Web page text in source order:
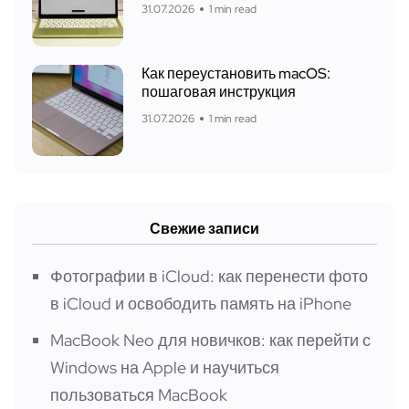
31.07.2026 1 min read
Как переустановить macOS:
пошаговая инструкция
31.07.2026 1 min read
Свежие записи
Фотографии в iCloud: как перенести фото
в iCloud и освободить память на iPhone
MacBook Neo для новичков: как перейти с
Windows на Apple и научиться
пользоваться MacBook